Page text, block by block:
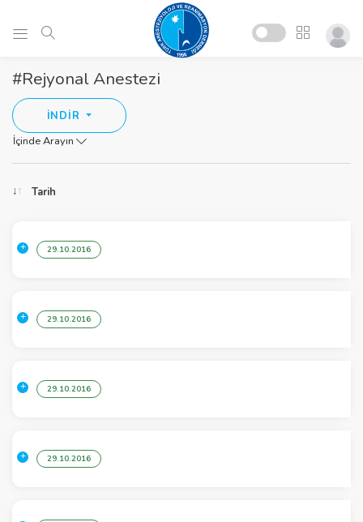
#Rejyonal Anestezi
İNDİR
İçinde Arayın
Tarih
29.10.2016
29.10.2016
29.10.2016
29.10.2016